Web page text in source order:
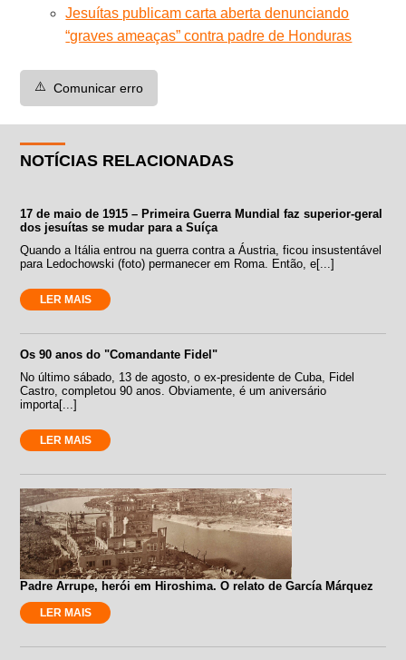
Jesuítas publicam carta aberta denunciando
“graves ameaças” contra padre de Honduras
⚠️ Comunicar erro
NOTÍCIAS RELACIONADAS
17 de maio de 1915 – Primeira Guerra Mundial faz superior-geral
dos jesuítas se mudar para a Suíça
Quando a Itália entrou na guerra contra a Áustria, ficou insustentável
para Ledochowski (foto) permanecer em Roma. Então, e[...]
LER MAIS
Os 90 anos do "Comandante Fidel"
No último sábado, 13 de agosto, o ex-presidente de Cuba, Fidel
Castro, completou 90 anos. Obviamente, é um aniversário
importa[...]
LER MAIS
Padre Arrupe, herói em Hiroshima. O relato de García Márquez
LER MAIS